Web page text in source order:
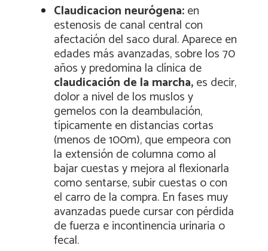
Claudicacion neurógena:en
estenosis de canal central con
afectación del saco dural. Aparece en
edades más avanzadas, sobre los 70
años y predomina la clínica de
claudicación de la marcha,es decir,
dolor a nivel de los muslos y
gemelos con la deambulación,
típicamente en distancias cortas
(menos de 100m), que empeora con
la extensión de columna como al
bajar cuestas y mejora al flexionarla
como sentarse, subir cuestas o con
el carro de la compra. En fases muy
avanzadas puede cursar con pérdida
de fuerza e incontinencia urinaria o
fecal.